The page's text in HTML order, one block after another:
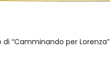
“Camminando per Lorenza”